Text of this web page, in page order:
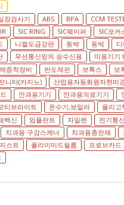
장검사기 ABS BPA CCM
SIC RING SIC웨이퍼 SIC포커
니켈도금강판 동박 동박
무선통신망의 송수신용 미용기기
증착장비 반도체핀 보톡스 보
니터(카지노) 산업용자동화원자현미
안과용기기 안과용의료기기
티브라이트 온수기,보일러 올리고
백신 임플란트 자일렌 전기통
치과용 구강스캐너 치과용충전재
스트 폴리이미드필름 프로브카드